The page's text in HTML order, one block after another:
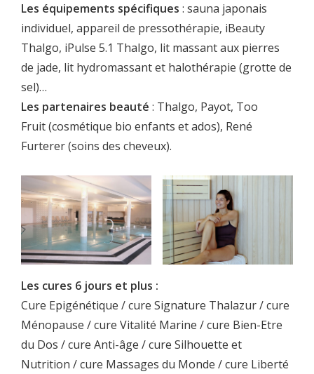
Les équipements spécifiques : sauna japonais
individuel, appareil de pressothérapie, iBeauty
Thalgo, iPulse 5.1 Thalgo, lit massant aux pierres
de jade, lit hydromassant et halothérapie (grotte de
sel)…
Les partenaires beauté : Thalgo, Payot, Too
Fruit (cosmétique bio enfants et ados), René
Furterer (soins des cheveux).
Les cures 6 jours et plus :
Cure Epigénétique / cure Signature Thalazur / cure
Ménopause / cure Vitalité Marine / cure Bien-Etre
du Dos / cure Anti-âge / cure Silhouette et
Nutrition / cure Massages du Monde / cure Liberté